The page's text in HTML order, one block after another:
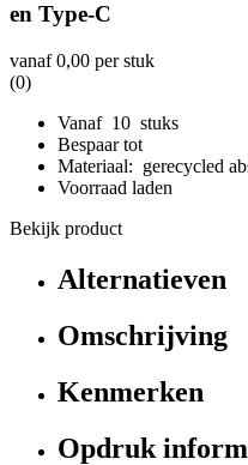
en Type-C
vanaf0,00 per stuk
(0)
Vanaf 10 stuks
Bespaar tot
Materiaal: gerecycled
Voorraad laden
Bekijk product
Alternatieven
Omschrijving
Kenmerken
Opdruk